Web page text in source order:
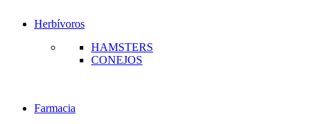
Herbívoros
HAMSTERS
CONEJOS
Farmacia